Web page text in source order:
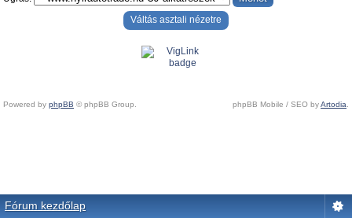
Váltás asztali nézetre
Powered by phpBB © phpBB Group. phpBB Mobile / SEO byArtodia.
Fórum kezdőlap